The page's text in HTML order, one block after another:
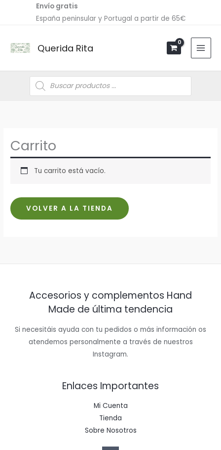
Envío gratis
España peninsular y Portugal a partir de 65€
Querida Rita
Búsqueda
de
productos
Carrito
Tu carrito está vacío.
VOLVER A LA TIENDA
Accesorios y complementos Hand
Made de última tendencia
Si necesitáis ayuda con tu pedidos o más información os
atendemos personalmente a través de nuestros
Instagram.
Enlaces Importantes
Mi Cuenta
Tienda
Sobre Nosotros